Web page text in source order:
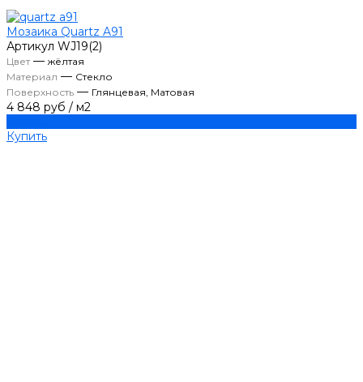
Мозаика Quartz A91
Артикул WJ19(2)
Цвет— жёлтая
Материал — Стекло
Поверхность — Глянцевая, Матовая
4 848 руб / м2
Купить